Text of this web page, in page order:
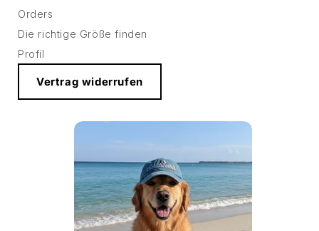
Orders
Die richtige Größe finden
Profil
Vertrag widerrufen